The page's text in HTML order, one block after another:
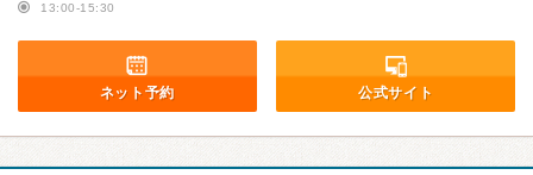
13:00-15:30
ネット予約 公式サイト